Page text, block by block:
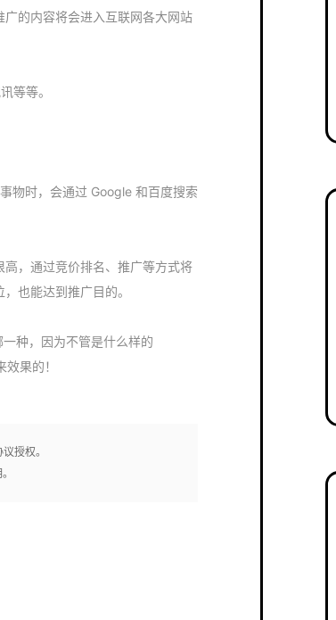
的内容将会进入互联网各大网站
等等。
物时，会通过 Google 和百度搜索
，通过竞价排名、推广等方式将
也能达到推广目的。
种，因为不管是什么样的
果的！
议授权。